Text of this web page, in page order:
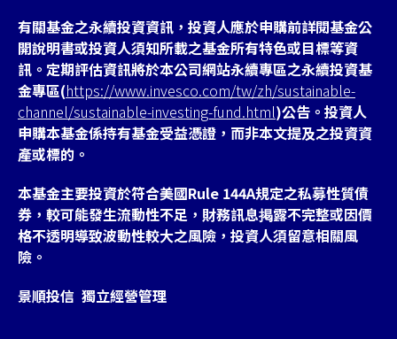
有關基金之永續投資資訊，投資人應於申購前詳閱基金公
開說明書或投資人須知所載之基金所有特色或目標等資
訊。定期評估資訊將於本公司網站永續專區之永續投資基
金專區(https://www.invesco.com/tw/zh/sustainable-
channel/sustainable-investing-fund.html)公告。投資人
申購本基金係持有基金受益憑證，而非本文提及之投資資
產或標的。
本基金主要投資於符合美國Rule 144A規定之私募性質債
券，較可能發生流動性不足，財務訊息掲露不完整或因價
格不透明導致波動性較大之風險，投資人須留意相關風
險。
景順投信 獨立經營管理